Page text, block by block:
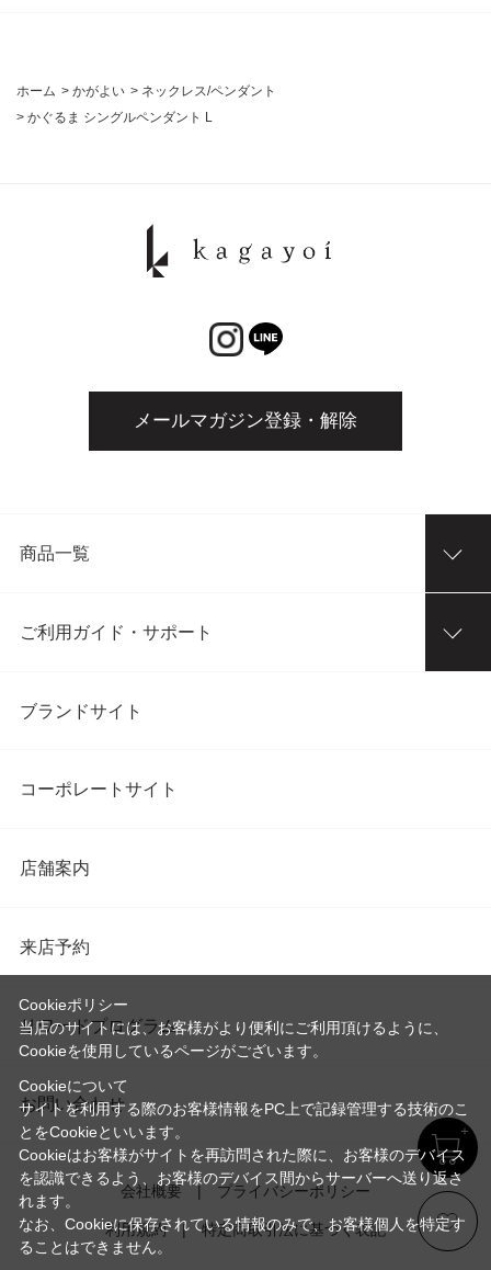
ホーム > かがよい > ネックレス/ペンダント
> かぐるま シングルペンダント L
メールマガジン登録・解除
商品一覧
ご利用ガイド・サポート
ブランドサイト
コーポレートサイト
店舗案内
来店予約
リワードプログラム
お問い合わせ
会社概要 プライバシーポリシー
利用規約 特定商取引法に基づく表記
Cookieポリシー
当店のサイトには、お客様がより便利にご利用頂けるように、
Cookieを使用しているページがございます。
Cookieについて
サイトを利用する際のお客様情報をPC上で記録管理する技術のこ
とをCookieといいます。
Cookieはお客様がサイトを再訪問された際に、お客様のデバイス
を認識できるよう、お客様のデバイス間からサーバーへ送り返さ
れます。
なお、Cookieに保存されている情報のみで、お客様個人を特定す
ることはできません。